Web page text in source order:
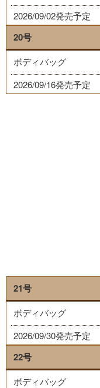
2026/09/02発売予定
20号
ボディバッグ
2026/09/16発売予定
21号
ボディバッグ
2026/09/30発売予定
22号
ボディバッグ